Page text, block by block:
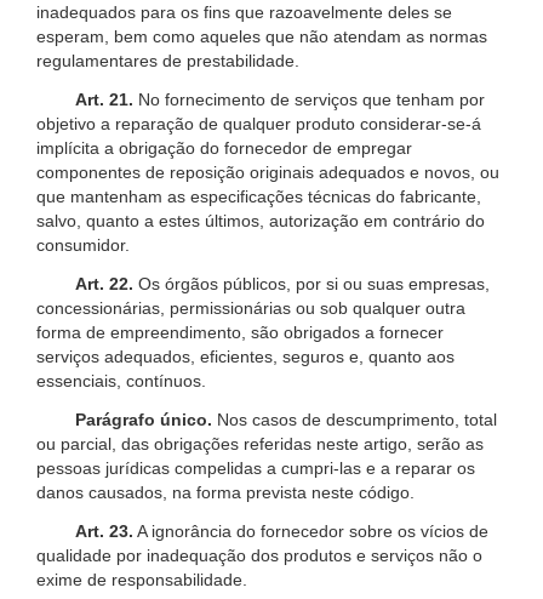
inadequados para os fins que razoavelmente deles se
esperam, bem como aqueles que não atendam as normas
regulamentares de prestabilidade.
Art. 21. No fornecimento de serviços que tenham por
objetivo a reparação de qualquer produto considerar-se-á
implícita a obrigação do fornecedor de empregar
componentes de reposição originais adequados e novos, ou
que mantenham as especificações técnicas do fabricante,
salvo, quanto a estes últimos, autorização em contrário do
consumidor.
Art. 22. Os órgãos públicos, por si ou suas empresas,
concessionárias, permissionárias ou sob qualquer outra
forma de empreendimento, são obrigados a fornecer
serviços adequados, eficientes, seguros e, quanto aos
essenciais, contínuos.
Parágrafo único. Nos casos de descumprimento, total
ou parcial, das obrigações referidas neste artigo, serão as
pessoas jurídicas compelidas a cumpri-las e a reparar os
danos causados, na forma prevista neste código.
Art. 23. A ignorância do fornecedor sobre os vícios de
qualidade por inadequação dos produtos e serviços não o
exime de responsabilidade.